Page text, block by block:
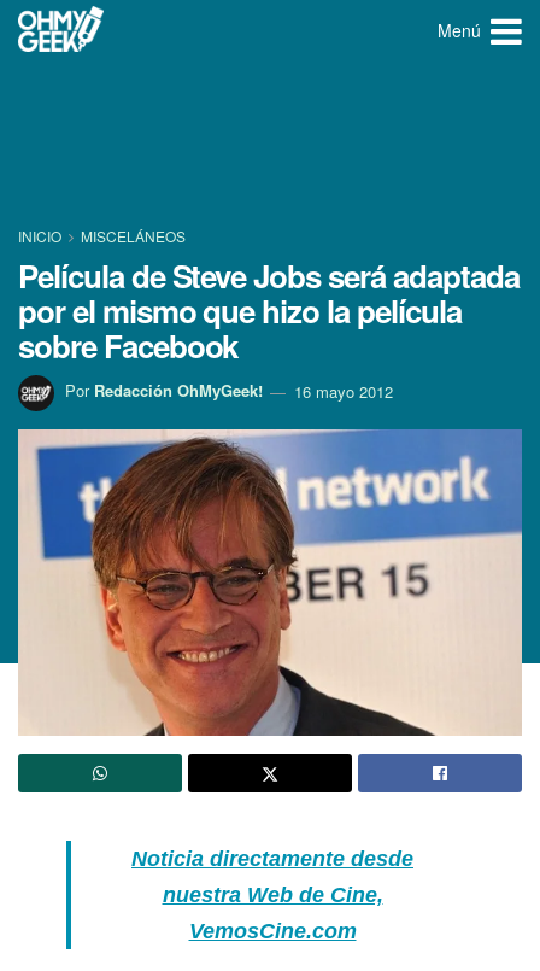
Menú
INICIO MISCELÁNEOS
Pelí­cula de Steve Jobs será adaptada
por el mismo que hizo la pelí­cula
sobre Facebook
Por Redacción OhMyGeek! 16 mayo 2012
Noticia directamente desde
nuestra Web de Cine,
VemosCine.com